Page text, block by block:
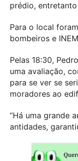
prédio,
Para o local
bombeiros e
Pelas 18:30,
uma avaliação,
para se ver se
moradores ao
“Há uma grande
antidades,